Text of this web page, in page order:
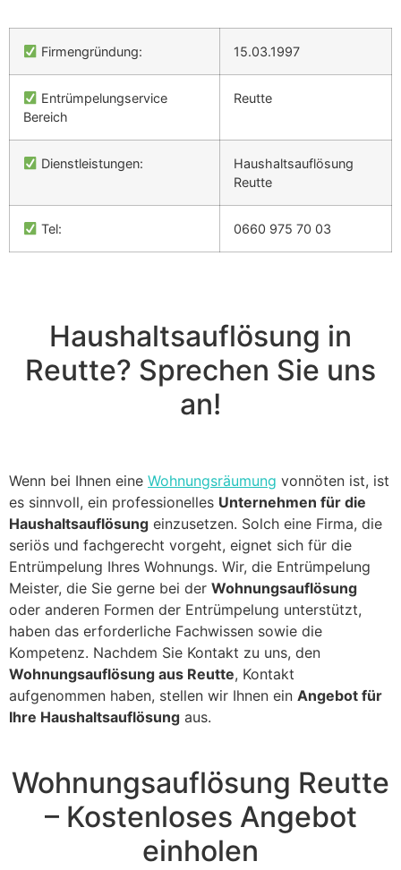
Firmengründung: 15.03.1997
Entrümpelungservice
Bereich
Reutte
Dienstleistungen:
Haushaltsauflösung
Reutte
Tel: 0660 975 70 03
Haushaltsauflösung in
Reutte? Sprechen Sie uns
an!
Wenn bei Ihnen eine Wohnungsräumung vonnöten ist, ist
es sinnvoll, ein professionelles Unternehmen für die
Haushaltsauflösung einzusetzen. Solch eine Firma, die
seriös und fachgerecht vorgeht, eignet sich für die
Entrümpelung Ihres Wohnungs. Wir, die Entrümpelung
Meister, die Sie gerne bei der Wohnungsauflösung
oder anderen Formen der Entrümpelung unterstützt,
haben das erforderliche Fachwissen sowie die
Kompetenz. Nachdem Sie Kontakt zu uns, den
Wohnungsauflösung aus Reutte, Kontakt
aufgenommen haben, stellen wir Ihnen ein Angebot für
Ihre Haushaltsauflösung aus.
Wohnungsauflösung Reutte
– Kostenloses Angebot
einholen